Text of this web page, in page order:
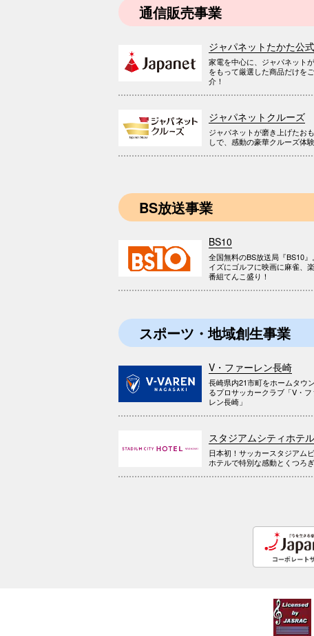
通信販売事業
ジャパネットたかた公
家電を中心に、ジャパネット
をもって厳選した商品だけを
介！
ジャパネットクルーズ
ジャパネットが磨き上げたお
しで、感動の豪華クルーズ体験
BS放送事業
BS10
全国無料のBS放送局『BS10』
イズにゴルフに映画に麻雀、
番組てんこ盛り！
スポーツ・地域創生事業
V・ファーレン長崎
長崎県内21市町をホームタウ
るプロサッカークラブ「V・フ
レン長崎」
スタジアムシティホテ
日本初！サッカースタジアム
ホテルで特別な感動とくつろぎ